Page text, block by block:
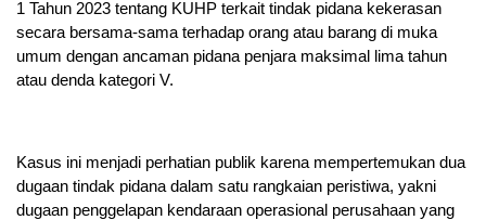
1 Tahun 2023 tentang KUHP terkait tindak pidana kekerasan
secara bersama-sama terhadap orang atau barang di muka
umum dengan ancaman pidana penjara maksimal lima tahun
atau denda kategori V.
Kasus ini menjadi perhatian publik karena mempertemukan dua
dugaan tindak pidana dalam satu rangkaian peristiwa, yakni
dugaan penggelapan kendaraan operasional perusahaan yang